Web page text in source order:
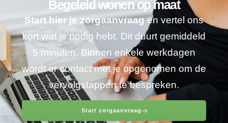
Begeleid wonen op maat
Start hier je zorgaanvraagen vertel ons
kort wat je nodig hebt. Dit duurt gemiddeld
5 minuten. Binnen enkele werkdagen
wordt er contact met je opgenomen om de
vervolgstappen te bespreken.
Start zorgaanvraag